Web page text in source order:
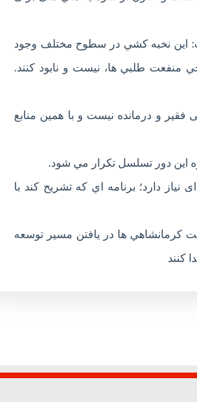
اين نخبه كشي در سطوح مختلف وجود
منفعت طلبي ها، نيست و نابود كنند.
و درمانده نيست و با همين منابع
اين دور تسلسل تكرار مي شود.
دارد؛ برنامه اي كه تشريح كند با
كرمانشاهي ها در يافتن مسير توسعه
کنند